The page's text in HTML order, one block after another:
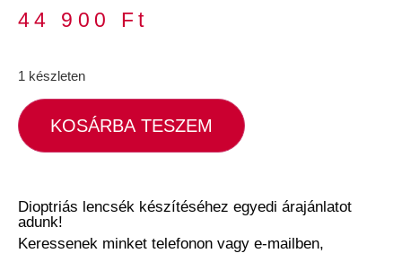
44 900 Ft
1 készleten
KOSÁRBA TESZEM
Dioptriás lencsék készítéséhez egyedi árajánlatot
adunk!
Keressenek minket telefonon vagy e-mailben,